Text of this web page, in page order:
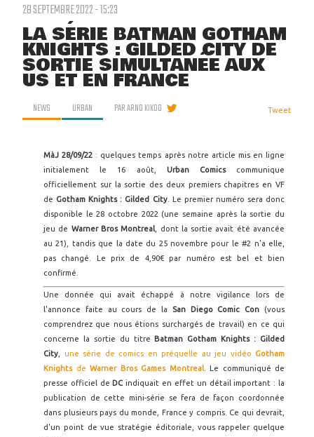
28 SEPTEMBRE 2022 - 15:23
LA SÉRIE BATMAN GOTHAM
KNIGHTS : GILDED CITY DE
SORTIE SIMULTANÉE AUX
US ET EN FRANCE
NEWS URBAN PARARNO KIKOO Tweet
MàJ 28/09/22 : quelques temps après notre article mis en ligne
initialement le 16 août, Urban Comics communique
officiellement sur la sortie des deux premiers chapitres en VF
de Gotham Knights : Gilded City. Le premier numéro sera donc
disponible le 28 octobre 2022 (une semaine après la sortie du
jeu de Warner Bros Montreal , dont la sortie avait été avancée
au 21), tandis que la date du 25 novembre pour le #2 n'a elle,
pas changé. Le prix de 4,90€ par numéro est bel et bien
confirmé.
Une donnée qui avait échappé à notre vigilance lors de
l'annonce faite au cours de la San Diego Comic Con (vous
comprendrez que nous étions surchargés de travail) en ce qui
concerne la sortie du titre Batman Gotham Knights : Gilded
City
une série de comics en préquelle au jeu vidéo Gotham
Knights de Warner Bros Games Montreal. Le communiqué de
presse officiel de DCindiquait en effet un détail important : la
publication de cette mini-série se fera de façon coordonnée
dans plusieurs pays du monde, France y compris. Ce qui devrait,
d'un point de vue stratégie éditoriale, vous rappeler quelque